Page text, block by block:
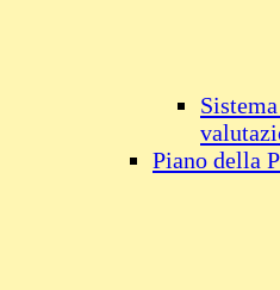
Piano della